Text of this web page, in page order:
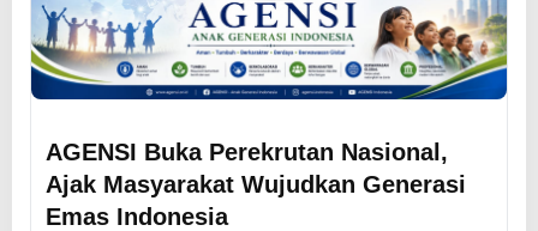
AGENSI Buka Perekrutan Nasional,
Ajak Masyarakat Wujudkan Generasi
Emas Indonesia